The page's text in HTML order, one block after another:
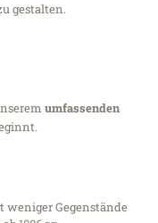
gestalten.
umfassenden
weniger Gegenstände